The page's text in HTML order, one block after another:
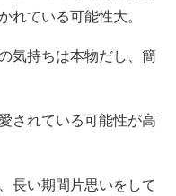
れている可能性大。
気持ちは本物だし、簡
されている可能性が高
長い期間片思いをして